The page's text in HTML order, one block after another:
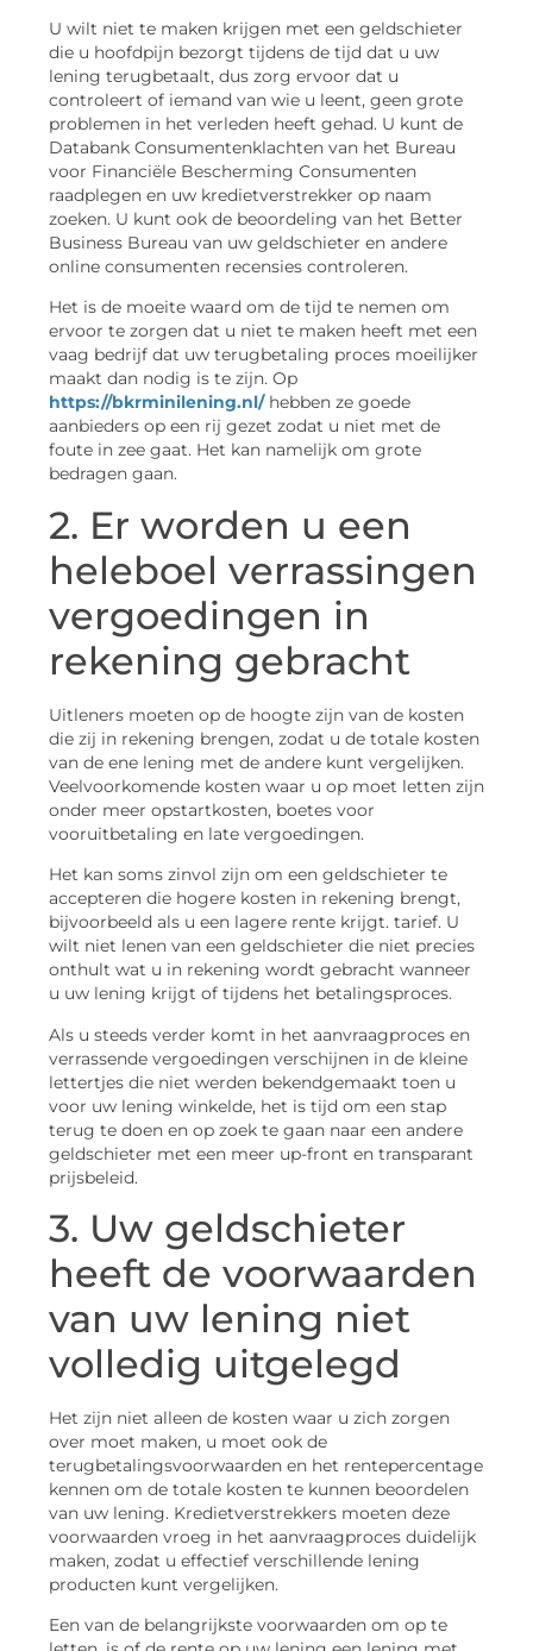
U wilt niet te maken krijgen met een geldschieter
die u hoofdpijn bezorgt tijdens de tijd dat u uw
lening terugbetaalt, dus zorg ervoor dat u
controleert of iemand van wie u leent, geen grote
problemen in het verleden heeft gehad. U kunt de
Databank Consumentenklachten van het Bureau
voor Financiële Bescherming Consumenten
raadplegen en uw kredietverstrekker op naam
zoeken. U kunt ook de beoordeling van het Better
Business Bureau van uw geldschieter en andere
online consumenten recensies controleren.
Het is de moeite waard om de tijd te nemen om
ervoor te zorgen dat u niet te maken heeft met een
vaag bedrijf dat uw terugbetaling proces moeilijker
maakt dan nodig is te zijn. Op
https://bkrminilening.nl/hebben ze goede
aanbieders op een rij gezet zodat u niet met de
foute in zee gaat. Het kan namelijk om grote
bedragen gaan.
2. Er worden u een
heleboel verrassingen
vergoedingen in
rekening gebracht
Uitleners moeten op de hoogte zijn van de kosten
die zij in rekening brengen, zodat u de totale kosten
van de ene lening met de andere kunt vergelijken.
Veelvoorkomende kosten waar u op moet letten zijn
onder meer opstartkosten, boetes voor
vooruitbetaling en late vergoedingen.
Het kan soms zinvol zijn om een geldschieter te
accepteren die hogere kosten in rekening brengt,
bijvoorbeeld als u een lagere rente krijgt. tarief. U
wilt niet lenen van een geldschieter die niet precies
onthult wat u in rekening wordt gebracht wanneer
u uw lening krijgt of tijdens het betalingsproces.
Als u steeds verder komt in het aanvraagproces en
verrassende vergoedingen verschijnen in de kleine
lettertjes die niet werden bekendgemaakt toen u
voor uw lening winkelde, het is tijd om een stap
terug te doen en op zoek te gaan naar een andere
geldschieter met een meer up-front en transparant
prijsbeleid.
3. Uw geldschieter
heeft de voorwaarden
van uw lening niet
volledig uitgelegd
Het zijn niet alleen de kosten waar u zich zorgen
over moet maken, u moet ook de
terugbetalingsvoorwaarden en het rentepercentage
kennen om de totale kosten te kunnen beoordelen
van uw lening. Kredietverstrekkers moeten deze
voorwaarden vroeg in het aanvraagproces duidelijk
maken, zodat u effectief verschillende lening
producten kunt vergelijken.
Een van de belangrijkste voorwaarden om op te